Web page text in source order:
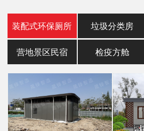
装配式环保厕所 垃圾分类房
营地景区民宿 检疫方舱